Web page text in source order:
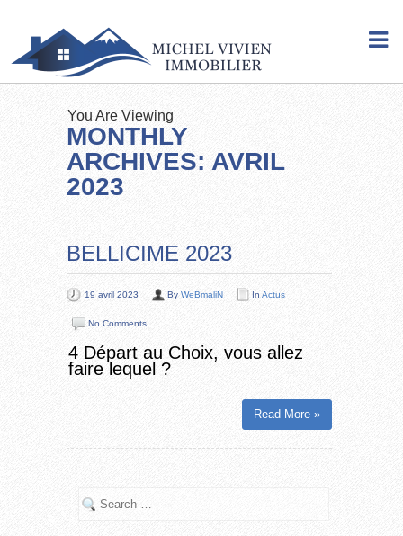
You Are Viewing
MONTHLY
ARCHIVES: AVRIL
2023
BELLICIME 2023
19 avril 2023 By WeBmaliN In Actus
No Comments
4 Départ au Choix, vous allez
faire lequel ?
Read More »